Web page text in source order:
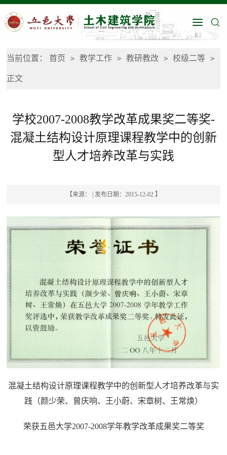
当前位置： 首页 > 教学工作 > 教研教改 > 校级二等 >
正文
学校2007-2008教学改革成果奖二等奖-
混凝土结构设计原理课程教学中的创新
型人才培养改革与实践
【来源： | 发布日期：2015-12-02 】
混凝土结构设计原理课程教学中的创新型人才培养改革与实
践（颜少荣、曾庆响、王小蔚、宋章树、王常焕）
荣获五邑大学2007-2008学年教学改革成果奖二等奖